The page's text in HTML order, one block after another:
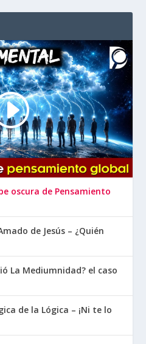
oscura de Pensamiento
de Jesús – ¿Quién
La Mediumnidad? el caso
de la Lógica – ¡Ni te lo